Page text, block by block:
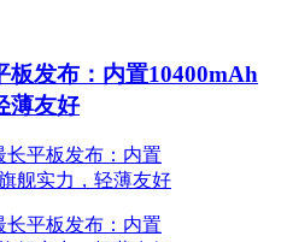
板发布：内置10400mAh
薄友好